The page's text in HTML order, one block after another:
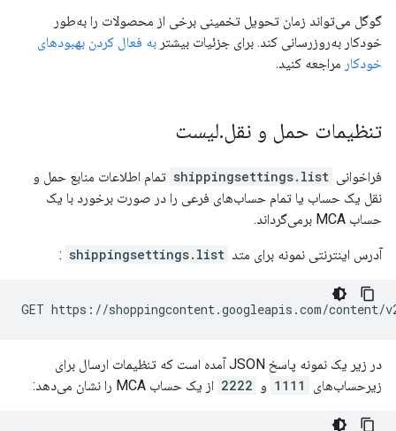
گوگل می‌تواند زمان تحویل تخمینی برخی از محصولات را به‌طور
خودکار به‌روزرسانی کند. برای جزئیات بیشتر به فعال کردن بهبودهای
خودکار مراجعه کنید.
تنظیمات حمل و نقل.لیست
فراخوانی shippingsettings.list تمام اطلاعات منابع حمل و
نقل یک حساب یا تمام حساب‌های فرعی را در صورت برخورد با یک
حساب MCA برمی‌گرداند.
آدرس اینترنتی نمونه برای متد shippingsettings.list
:
در زیر یک نمونه پاسخ JSON آمده است که تنظیمات ارسال برای
زیرحساب‌های
1111 و 2222 از یک حساب MCA را نشان می‌دهد: